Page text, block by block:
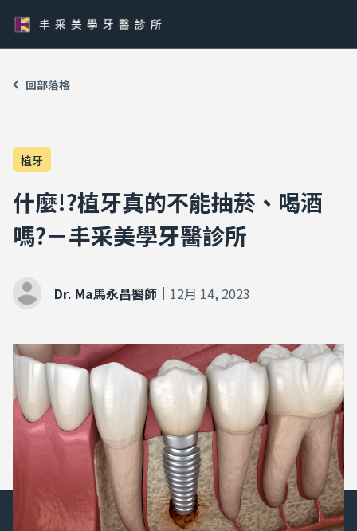
回部落格
植牙
什麼!?植牙真的不能抽菸、喝酒
嗎?－丰采美學牙醫診所
Dr. Ma馬永昌醫師 12月 14, 2023